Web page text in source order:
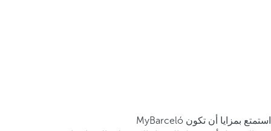
استمتع بمزايا أن تكون MyBarceló